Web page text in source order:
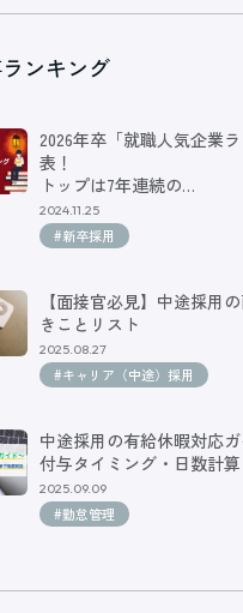
ンキング
2026年卒「就職人気企業
表！
トップは7年連続の…
2024.11.25
#新卒採用
【面接官必見】中途採用
きことリスト
2025.08.27
#キャリア（中途）採用
中途採用の有給休暇対応
付与タイミング・日数計
2025.09.09
#勤怠管理